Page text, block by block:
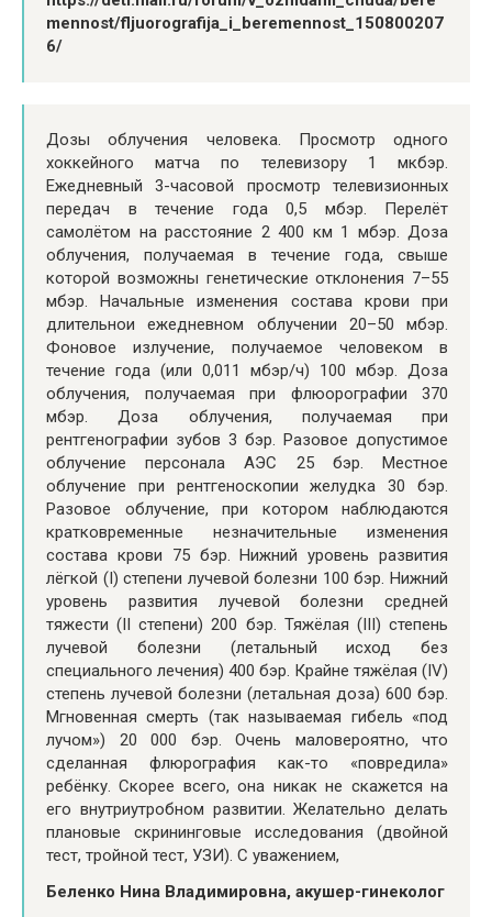
mennost/fljuorografija_i_beremennost_150800207
6/
Дозы облучения человека. Просмотр одного
хоккейного матча по телевизору 1 мкбэр.
Ежедневный 3-часовой просмотр телевизионных
передач в течение года 0,5 мбэр. Перелёт
самолётом на расстояние 2 400 км 1 мбэр. Доза
облучения, получаемая в течение года, свыше
которой возможны генетические отклонения 7–55
мбэр. Начальные изменения состава крови при
длительнои ежедневном облучении 20–50 мбэр.
Фоновое излучение, получаемое человеком в
течение года (или 0,011 мбэр/ч) 100 мбэр. Доза
облучения, получаемая при флюорографии 370
мбэр. Доза облучения, получаемая при
рентгенографии зубов 3 бэр. Разовое допустимое
облучение персонала АЭС 25 бэр. Местное
облучение при рентгеноскопии желудка 30 бэр.
Разовое облучение, при котором наблюдаются
кратковременные незначительные изменения
состава крови 75 бэр. Нижний уровень развития
лёгкой (I) степени лучевой болезни 100 бэр. Нижний
уровень развития лучевой болезни средней
тяжести (II степени) 200 бэр. Тяжёлая (III) степень
лучевой болезни (летальный исход без
специального лечения) 400 бэр. Крайне тяжёлая (IV)
степень лучевой болезни (летальная доза) 600 бэр.
Мгновенная смерть (так называемая гибель «под
лучом») 20 000 бэр. Очень маловероятно, что
сделанная флюрография как-то «повредила»
ребёнку. Скорее всего, она никак не скажется на
его внутриутробном развитии. Желательно делать
плановые скрининговые исследования (двойной
тест, тройной тест, УЗИ). С уважением,
Беленко Нина Владимировна, акушер-гинеколог